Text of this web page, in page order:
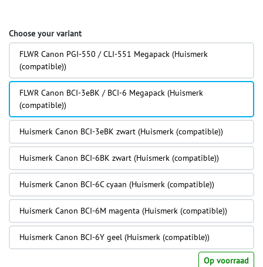
Choose your variant
FLWR Canon PGI-550 / CLI-551 Megapack (Huismerk
(compatible))
FLWR Canon BCI-3eBK / BCI-6 Megapack (Huismerk
(compatible))
Huismerk Canon BCI-3eBK zwart (Huismerk (compatible))
Huismerk Canon BCI-6BK zwart (Huismerk (compatible))
Huismerk Canon BCI-6C cyaan (Huismerk (compatible))
Huismerk Canon BCI-6M magenta (Huismerk (compatible))
Huismerk Canon BCI-6Y geel (Huismerk (compatible))
Op voorraad